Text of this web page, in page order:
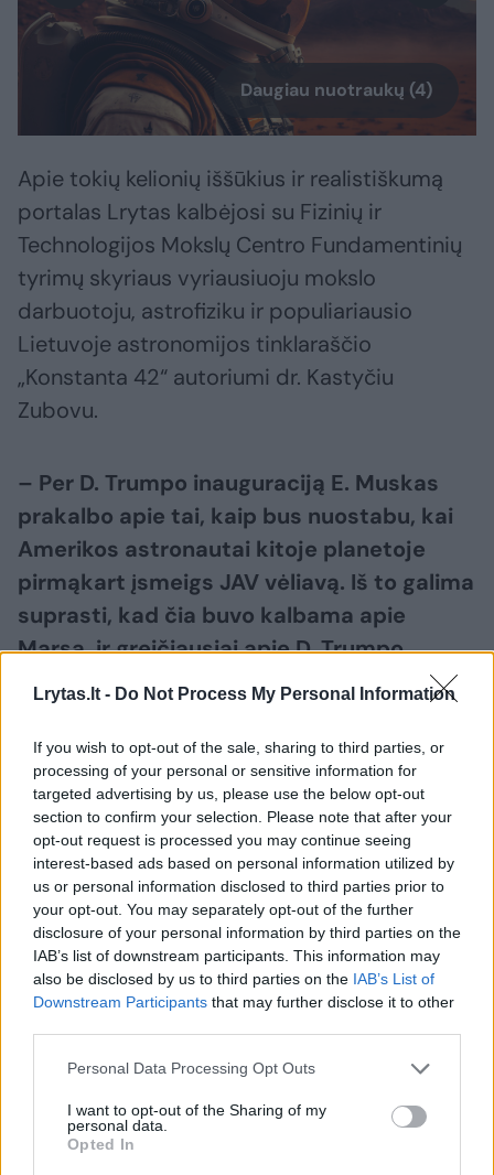
Lrytas.lt - Do Not Process My Personal Information
If you wish to opt-out of the sale, sharing to third parties, or
processing of your personal or sensitive information for
targeted advertising by us, please use the below opt-out
section to confirm your selection. Please note that after your
opt-out request is processed you may continue seeing
interest-based ads based on personal information utilized by
us or personal information disclosed to third parties prior to
your opt-out. You may separately opt-out of the further
disclosure of your personal information by third parties on the
IAB’s list of downstream participants. This information may
also be disclosed by us to third parties on the IAB’s List of
Downstream Participants that may further disclose it to other
Personal Data Processing Opt Outs
I want to opt-out of the Sharing of my
personal data.
Opted In
Daugiau nuotraukų (4)
Apie tokių kelionių iššūkius ir realistiškumą
portalas Lrytas kalbėjosi su Fizinių ir
Technologijos Mokslų Centro Fundamentinių
tyrimų skyriaus vyriausiuoju mokslo
darbuotoju, astrofiziku ir populiariausio
Lietuvoje astronomijos tinklaraščio
„Konstanta 42“ autoriumi dr. Kastyčiu
Zubovu.
– Per D. Trumpo inauguraciją E. Muskas
prakalbo apie tai, kaip bus nuostabu, kai
Amerikos astronautai kitoje planetoje
pirmąkart įsmeigs JAV vėliavą. Iš to galima
suprasti, kad čia buvo kalbama apie
Marsą, ir greičiausiai apie D. Trumpo
kadenciją. Tačiau nepaisant rinkimų
– Na, žiūrint grynai techniškai, tai įsmeigti
Amerikos vėliavą Marso paviršiuje nėra itin
sudėtinga – nes nugabeni ją ten marsaeigiu ir
marsaeigis ją ten įkasa. Tačiau turint omenyje
esmę, paties E. Musko išsakytą mintį, kad per
ketverius metus žmonės nuskris į Marsą,
manau, kad tai yra visiškas fantazija. Visiškai
metais E. Muskas jau žadėjo, jog jau vos po
metų jo „Starship“ pradės skraidyti į Marsą,